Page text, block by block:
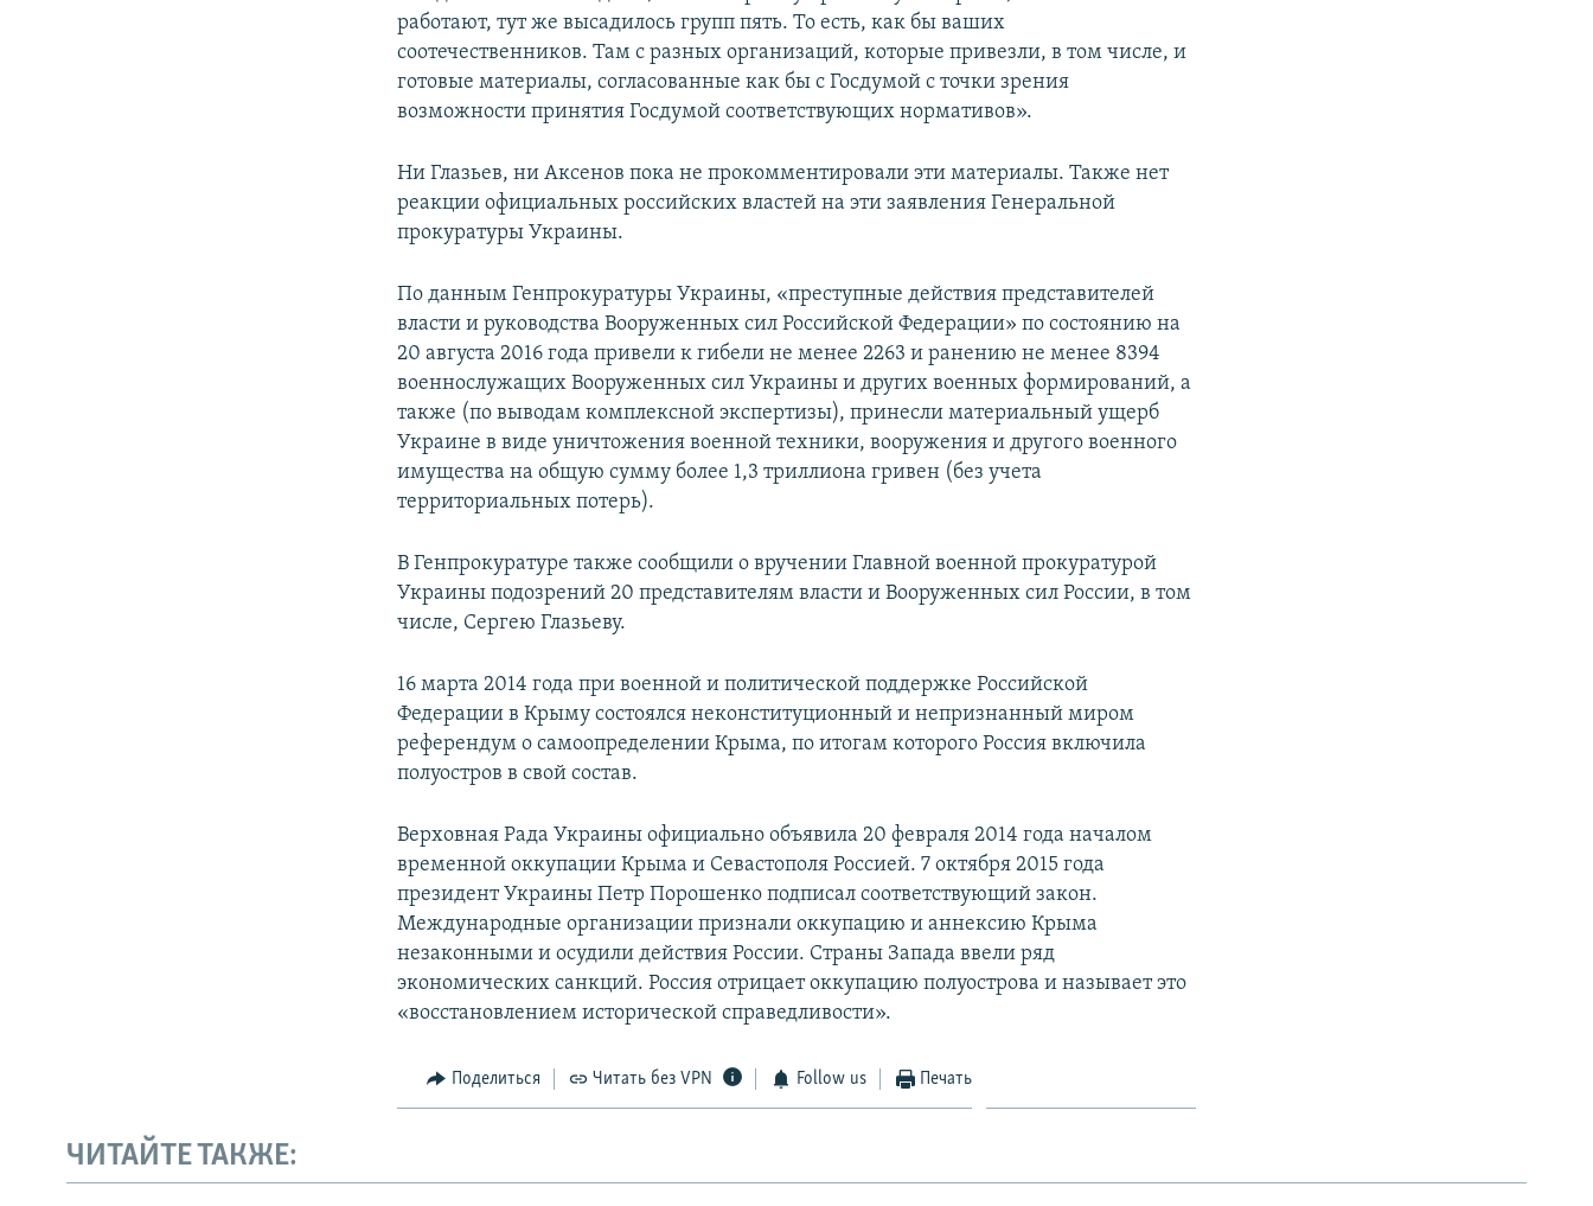
работают, тут же высадилось групп пять. То есть, как бы ваших
соотечественников. Там с разных организаций, которые привезли, в том числе, и
готовые материалы, согласованные как бы с Госдумой с точки зрения
возможности принятия Госдумой соответствующих нормативов».
Ни Глазьев, ни Аксенов пока не прокомментировали эти материалы. Также нет
реакции официальных российских властей на эти заявления Генеральной
прокуратуры Украины.
По данным Генпрокуратуры Украины, «преступные действия представителей
власти и руководства Вооруженных сил Российской Федерации» по состоянию на
20 августа 2016 года привели к гибели не менее 2263 и ранению не менее 8394
военнослужащих Вооруженных сил Украины и других военных формирований, а
также (по выводам комплексной экспертизы), принесли материальный ущерб
Украине в виде уничтожения военной техники, вооружения и другого военного
имущества на общую сумму более 1,3 триллиона гривен (без учета
территориальных потерь).
В Генпрокуратуре также сообщили о вручении Главной военной прокуратурой
Украины подозрений 20 представителям власти и Вооруженных сил России, в том
числе, Сергею Глазьеву.
16 марта 2014 года при военной и политической поддержке Российской
Федерации в Крыму состоялся неконституционный и непризнанный миром
референдум о самоопределении Крыма, по итогам которого Россия включила
полуостров в свой состав.
Верховная Рада Украины официально объявила 20 февраля 2014 года началом
временной оккупации Крыма и Севастополя Россией. 7 октября 2015 года
президент Украины Петр Порошенко подписал соответствующий закон.
Международные организации признали оккупацию и аннексию Крыма
незаконными и осудили действия России. Страны Запада ввели ряд
экономических санкций. Россия отрицает оккупацию полуострова и называет это
«восстановлением исторической справедливости».
Поделиться Читать без VPN Follow us Печать
ЧИТАЙТЕ ТАКЖЕ: